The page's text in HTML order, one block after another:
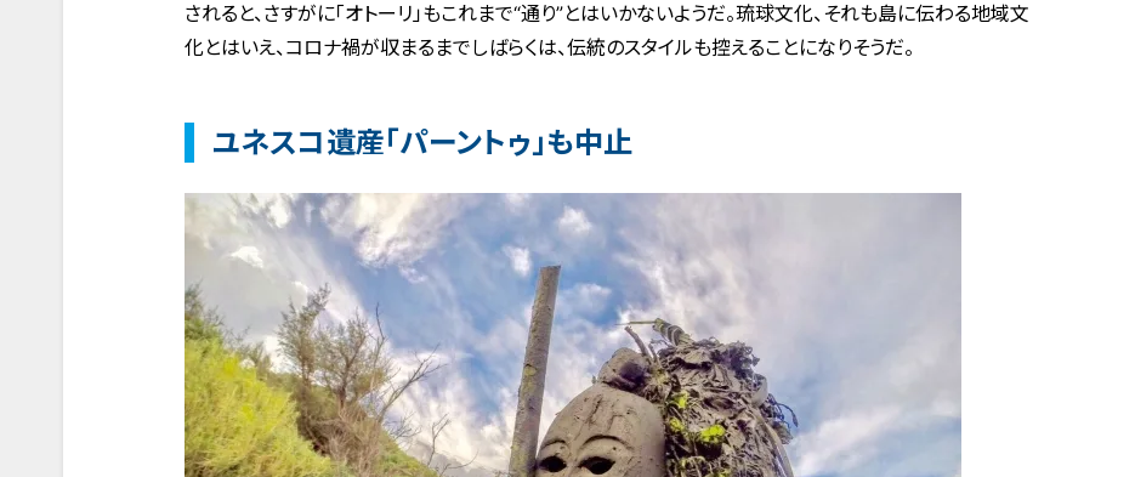
されると、さすがに「オトーリ」もこれまで“通り”とはいかないようだ。琉球文化、それも島に伝わる地域文
化とはいえ、コロナ禍が収まるまでしばらくは、伝統のスタイルも控えることになりそうだ。
ユネスコ遺産「パーントゥ」も中止